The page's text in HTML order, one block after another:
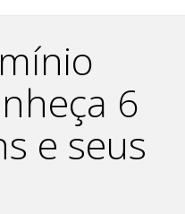
6
e seus